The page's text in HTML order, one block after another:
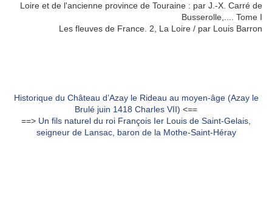
Loire et de l'ancienne province de Touraine : par J.-X. Carré de
Busserolle,.... Tome I
Les fleuves de France. 2, La Loire / par Louis Barron
Historique du Château d’Azay le Rideau au moyen-âge (Azay le
Brulé juin 1418 Charles VII) <==
==> Un fils naturel du roi François Ier Louis de Saint-Gelais,
seigneur de Lansac, baron de la Mothe-Saint-Héray